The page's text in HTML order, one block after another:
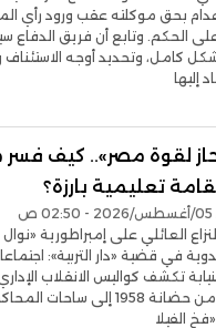
بحق موكلته عقب ورود رأي
على الحكم. وتابع أن فريق الدفاع
كامل، وتحديد أوجه الاستئناف
إليها
لقوة مصر».. كيف
تعليمية بارزة؟
العائلي على إمبراطورية «نوال
في قضية «دار التربية»:
تكشف كواليس الانقلاب
الدجوي. - من حضانة 1958
الفيلا